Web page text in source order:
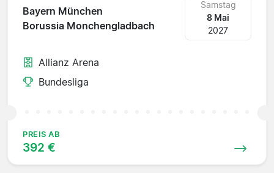
Bayern München
Borussia Monchengladbach
Samstag
8 Mai
2027
Allianz Arena
Bundesliga
PREIS AB
392 €